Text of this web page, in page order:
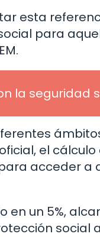
esta
para
la seguridad
el
acceder a
en un 5%,
social